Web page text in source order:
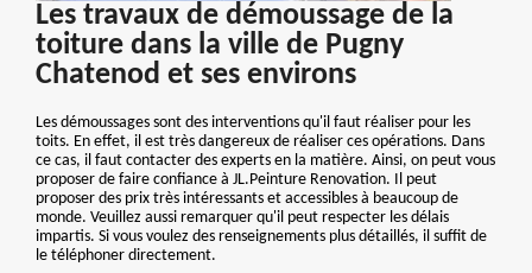
Les travaux de démoussage de la
toiture dans la ville de Pugny
Chatenod et ses environs
Les démoussages sont des interventions qu'il faut réaliser pour les
toits. En effet, il est très dangereux de réaliser ces opérations. Dans
ce cas, il faut contacter des experts en la matière. Ainsi, on peut vous
proposer de faire confiance à JL.Peinture Renovation. Il peut
proposer des prix très intéressants et accessibles à beaucoup de
monde. Veuillez aussi remarquer qu'il peut respecter les délais
impartis. Si vous voulez des renseignements plus détaillés, il suffit de
le téléphoner directement.